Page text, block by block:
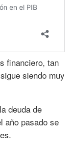
financiero, tan
siendo muy
deuda de
año pasado se